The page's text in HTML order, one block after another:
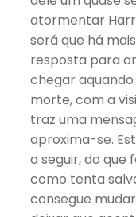
atormentar
será que há
resposta para
chegar
morte, com a
traz uma
aproxima-se.
a seguir, do que
como tenta
consegue